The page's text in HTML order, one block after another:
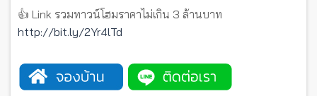
👍 Link รวมทาวน์โฮมราคาไม่เกิน 3 ล้านบาท
http://bit.ly/2Yr4lTd